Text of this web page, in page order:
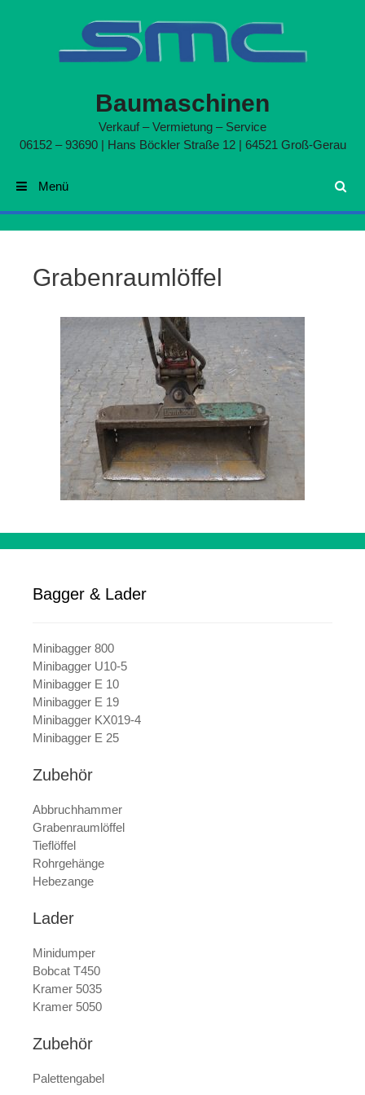
Baumaschinen
Verkauf – Vermietung – Service
06152 – 93690 | Hans Böckler Straße 12 | 64521 Groß-Gerau
Suchen
Menü
Grabenraumlöffel
Bagger & Lader
Minibagger 800
Minibagger U10-5
Minibagger E 10
Minibagger E 19
Minibagger KX019-4
Minibagger E 25
Zubehör
Abbruchhammer
Grabenraumlöffel
Tieflöffel
Rohrgehänge
Hebezange
Lader
Minidumper
Bobcat T450
Kramer 5035
Kramer 5050
Zubehör
Palettengabel